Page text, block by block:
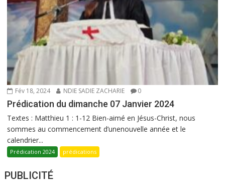
Fév 18, 2024 NDIE SADIE ZACHARIE 0
Prédication du dimanche 07 Janvier 2024
Textes : Matthieu 1 : 1-12 Bien-aimé en Jésus-Christ, nous
sommes au commencement d’unenouvelle année et le
calendrier...
Prédication 2024 prédications
PUBLICITÉ